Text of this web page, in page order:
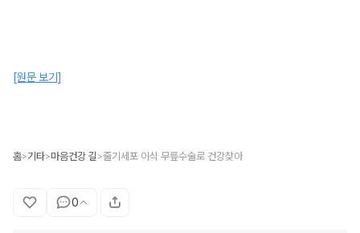
[원문 보기]
홈>기타>마음건강 길 >줄기세포 이식 무릎수술로 건강찾아
0